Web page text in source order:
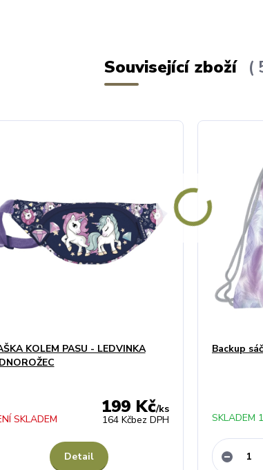
Související zboží
KOLEM PASU - LEDVINKA
199 Kč/ks
164 Kčbez DPH
SKLADEM
Detail
Backup
SKLADEM